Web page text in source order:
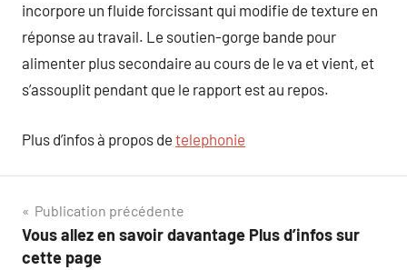
incorpore un fluide forcissant qui modifie de texture en
réponse au travail. Le soutien-gorge bande pour
alimenter plus secondaire au cours de le va et vient, et
s’assouplit pendant que le rapport est au repos.
Plus d’infos à propos de telephonie
Navigation
de
Publication précédente
Vous allez en savoir davantage Plus d’infos sur
cette page